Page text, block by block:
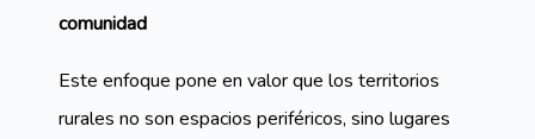
comunidad
Este enfoque pone en valor que los territorios
rurales no son espacios periféricos, sino lugares